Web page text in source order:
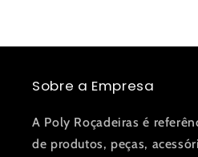
Sobre a Empresa
A Poly Roçadeiras é
de produtos, peças,